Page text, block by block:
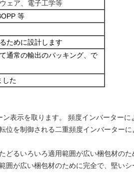
ェア、電子工学等
等
ために設計します
通常の輸出のパッキング、で
した
表示を取ります。 頻度インバーターに
位を制御される二重頻度インバーター
るいろいろ適用範囲が広い梱包材の
が広い梱包材のために完全で、堅い